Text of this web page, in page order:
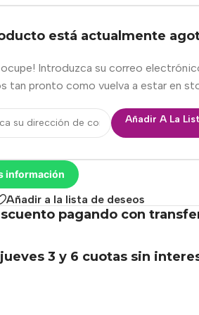
está actualmente
Introduzca su correo
tan pronto como vuelva a estar en
Añadir A La
información
Añadir a la lista de deseos
pagando con
3 y 6 cuotas sin